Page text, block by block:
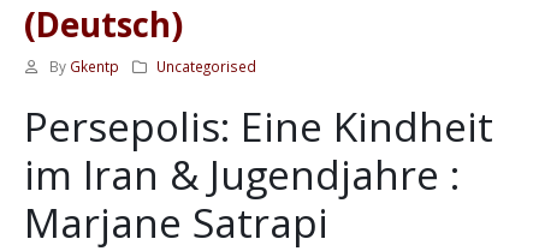
(Deutsch)
By Gkentp Uncategorised
Persepolis: Eine Kindheit
im Iran & Jugendjahre :
Marjane Satrapi